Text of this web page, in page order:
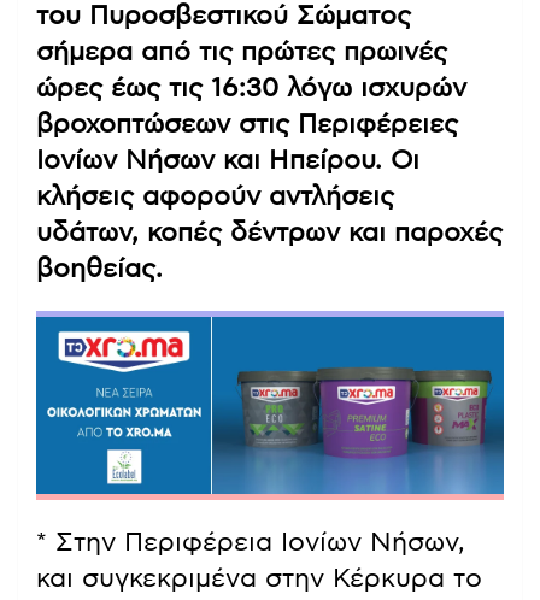
του Πυροσβεστικού Σώματος
σήμερα από τις πρώτες πρωινές
ώρες έως τις 16:30 λόγω ισχυρών
βροχοπτώσεων στις Περιφέρειες
Ιονίων Νήσων και Ηπείρου. Οι
κλήσεις αφορούν αντλήσεις
υδάτων, κοπές δέντρων και παροχές
βοηθείας.
* Στην Περιφέρεια Ιονίων Νήσων,
και συγκεκριμένα στην Κέρκυρα το